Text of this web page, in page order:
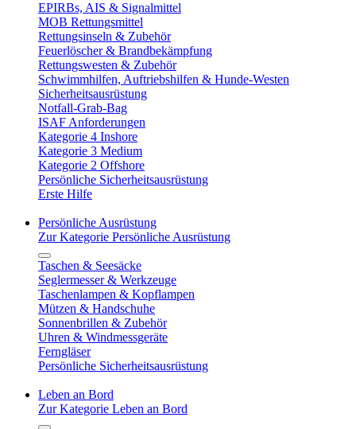
EPIRBs, AIS & Signalmittel
MOB Rettungsmittel
Rettungsinseln & Zubehör
Feuerlöscher & Brandbekämpfung
Rettungswesten & Zubehör
Schwimmhilfen, Auftriebshilfen & Hunde-Westen
Sicherheitsausrüstung
Notfall-Grab-Bag
ISAF Anforderungen
Kategorie 4 Inshore
Kategorie 3 Medium
Kategorie 2 Offshore
Persönliche Sicherheitsausrüstung
Erste Hilfe
Persönliche Ausrüstung
Zur Kategorie Persönliche Ausrüstung
Taschen & Seesäcke
Seglermesser & Werkzeuge
Taschenlampen & Kopflampen
Mützen & Handschuhe
Sonnenbrillen & Zubehör
Uhren & Windmessgeräte
Ferngläser
Persönliche Sicherheitsausrüstung
Leben an Bord
Zur Kategorie Leben an Bord